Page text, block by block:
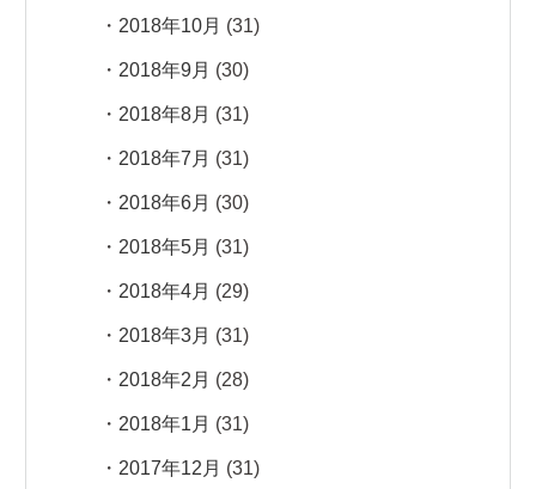
2018年10月 (31)
2018年9月 (30)
2018年8月 (31)
2018年7月 (31)
2018年6月 (30)
2018年5月 (31)
2018年4月 (29)
2018年3月 (31)
2018年2月 (28)
2018年1月 (31)
2017年12月 (31)